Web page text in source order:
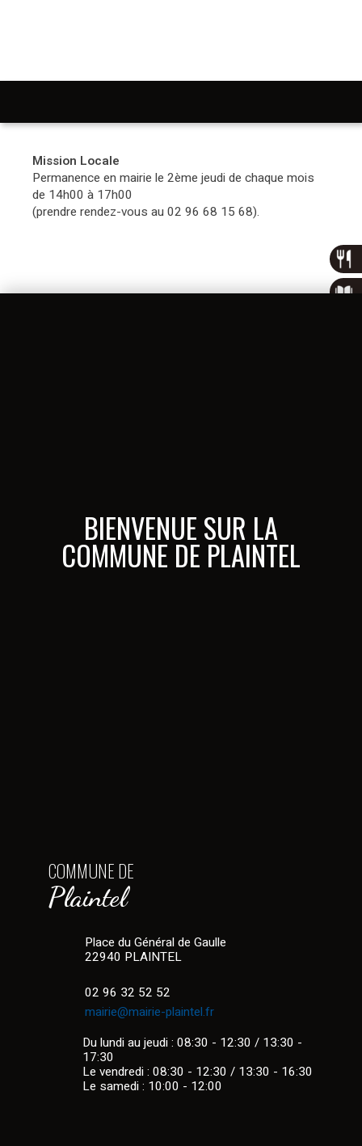
Mission Locale
Permanence en mairie le 2ème jeudi de chaque mois
de 14h00 à 17h00
(prendre rendez-vous au 02 96 68 15 68).
BIENVENUE SUR LA
COMMUNE DE PLAINTEL
COMMUNE DE
Plaintel
Place du Général de Gaulle
22940 PLAINTEL
02 96 32 52 52
mairie@mairie-plaintel.fr
Du lundi au jeudi : 08:30 - 12:30 / 13:30 -
17:30
Le vendredi : 08:30 - 12:30 / 13:30 - 16:30
Le samedi : 10:00 - 12:00